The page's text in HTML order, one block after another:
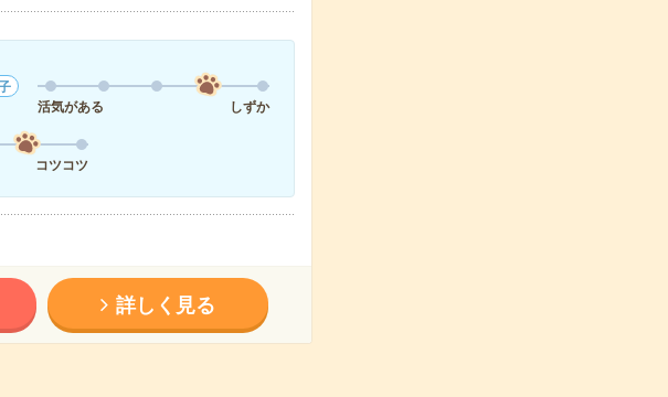
活気がある
しずか
コツコツ
詳しく見る